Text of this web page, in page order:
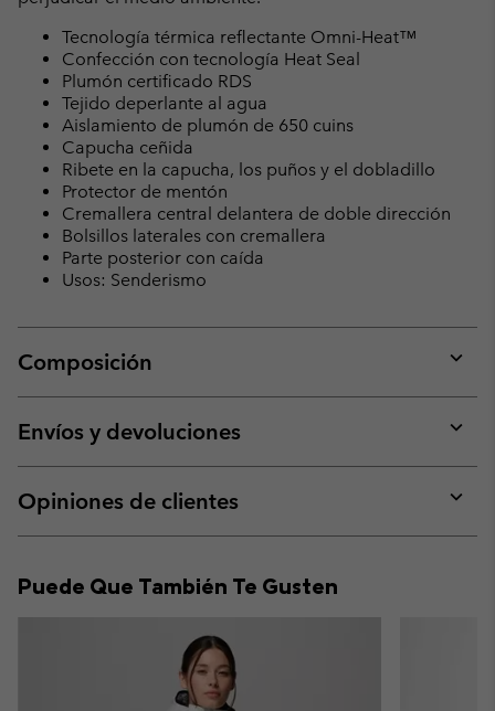
Tecnología térmica reflectante Omni-Heat™
Confección con tecnología Heat Seal
Plumón certificado RDS
Tejido deperlante al agua
Aislamiento de plumón de 650 cuins
Capucha ceñida
Ribete en la capucha, los puños y el dobladillo
Protector de mentón
Cremallera central delantera de doble dirección
Bolsillos laterales con cremallera
Parte posterior con caída
Usos: Senderismo
Composición
or
Envíos y devoluciones
or
Opiniones de clientes
or
Puede Que También Te Gusten